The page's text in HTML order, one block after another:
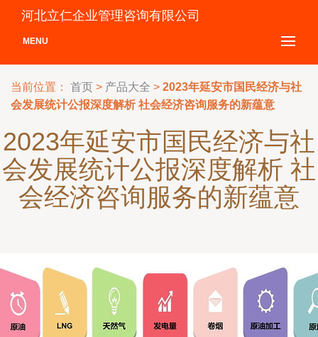
河北立仁企业管理咨询有限公司
MENU
当前位置： 首页 > 产品大全 > 2023年延安市国民经济与社
会发展统计公报深度解析 社会经济咨询服务的新蕴意
2023年延安市国民经济与社
会发展统计公报深度解析 社
会经济咨询服务的新蕴意